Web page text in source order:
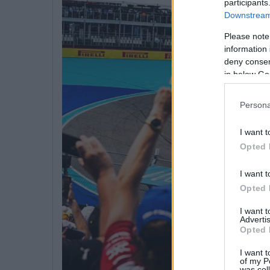
Please
information
deny
in below
I want
Opted
I want
Opted
I want
Opted
I want
of my